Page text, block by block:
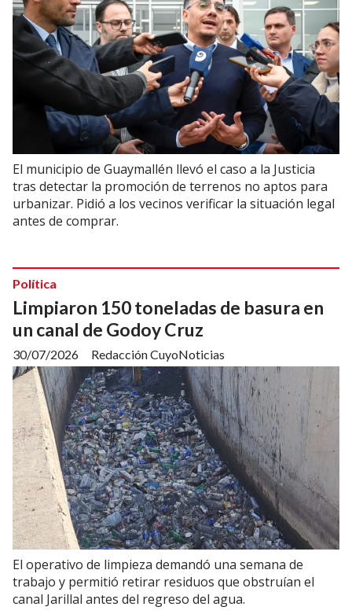
El municipio de Guaymallén llevó el caso a la Justicia
tras detectar la promoción de terrenos no aptos para
urbanizar. Pidió a los vecinos verificar la situación legal
antes de comprar.
Limpiaron 150 toneladas de basura en
un canal de Godoy Cruz
Redacción CuyoNoticias
Política
30/07/2026
El operativo de limpieza demandó una semana de
trabajo y permitió retirar residuos que obstruían el
canal Jarillal antes del regreso del agua.